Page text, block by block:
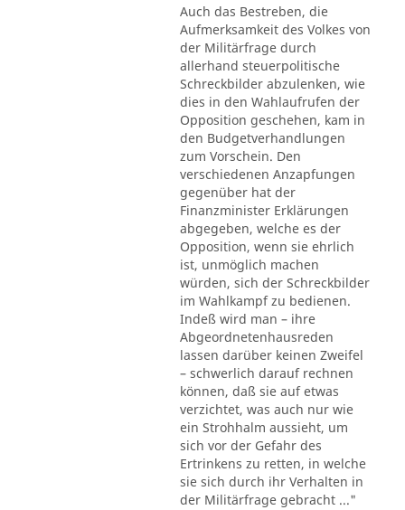
Auch das Bestreben, die
Aufmerksamkeit des Volkes von
der Militärfrage durch
allerhand steuerpolitische
Schreckbilder abzulenken, wie
dies in den Wahlaufrufen der
Opposition geschehen, kam in
den Budgetverhandlungen
zum Vorschein. Den
verschiedenen Anzapfungen
gegenüber hat der
Finanzminister Erklärungen
abgegeben, welche es der
Opposition, wenn sie ehrlich
ist, unmöglich machen
würden, sich der Schreckbilder
im Wahlkampf zu bedienen.
Indeß wird man – ihre
Abgeordnetenhausreden
lassen darüber keinen Zweifel
– schwerlich darauf rechnen
können, daß sie auf etwas
verzichtet, was auch nur wie
ein Strohhalm aussieht, um
sich vor der Gefahr des
Ertrinkens zu retten, in welche
sie sich durch ihr Verhalten in
der Militärfrage gebracht ..."